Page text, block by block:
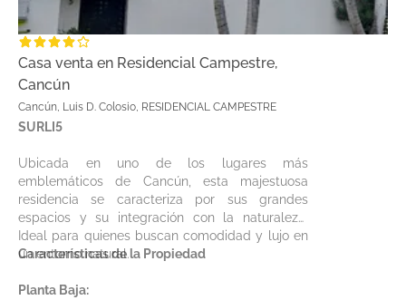
Casa venta en Residencial Campestre,
Cancún
Cancún, Luis D. Colosio, RESIDENCIAL CAMPESTRE
SURLI5
Ubicada en uno de los lugares más
emblemáticos de Cancún, esta majestuosa
residencia se caracteriza por sus grandes
espacios y su integración con la naturaleza.
Ideal para quienes buscan comodidad y lujo en
un entorno natural.
Características de la Propiedad
Planta Baja: